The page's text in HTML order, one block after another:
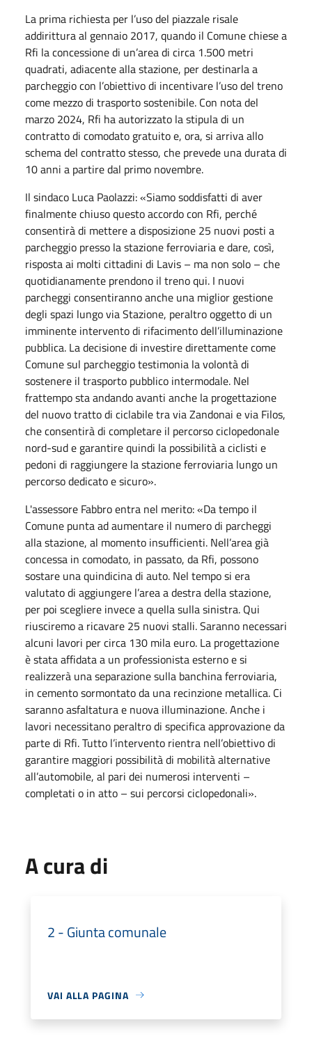
La prima richiesta per l’uso del piazzale risale
addirittura al gennaio 2017, quando il Comune chiese a
Rfi la concessione di un’area di circa 1.500 metri
quadrati, adiacente alla stazione, per destinarla a
parcheggio con l’obiettivo di incentivare l’uso del treno
come mezzo di trasporto sostenibile. Con nota del
marzo 2024, Rfi ha autorizzato la stipula di un
contratto di comodato gratuito e, ora, si arriva allo
schema del contratto stesso, che prevede una durata di
10 anni a partire dal primo novembre.
Il sindaco Luca Paolazzi: «Siamo soddisfatti di aver
finalmente chiuso questo accordo con Rfi, perché
consentirà di mettere a disposizione 25 nuovi posti a
parcheggio presso la stazione ferroviaria e dare, così,
risposta ai molti cittadini di Lavis – ma non solo – che
quotidianamente prendono il treno qui. I nuovi
parcheggi consentiranno anche una miglior gestione
degli spazi lungo via Stazione, peraltro oggetto di un
imminente intervento di rifacimento dell’illuminazione
pubblica. La decisione di investire direttamente come
Comune sul parcheggio testimonia la volontà di
sostenere il trasporto pubblico intermodale. Nel
frattempo sta andando avanti anche la progettazione
del nuovo tratto di ciclabile tra via Zandonai e via Filos,
che consentirà di completare il percorso ciclopedonale
nord-sud e garantire quindi la possibilità a ciclisti e
pedoni di raggiungere la stazione ferroviaria lungo un
percorso dedicato e sicuro».
L'assessore Fabbro entra nel merito: «Da tempo il
Comune punta ad aumentare il numero di parcheggi
alla stazione, al momento insufficienti. Nell’area già
concessa in comodato, in passato, da Rfi, possono
sostare una quindicina di auto. Nel tempo si era
valutato di aggiungere l’area a destra della stazione,
per poi scegliere invece a quella sulla sinistra. Qui
riusciremo a ricavare 25 nuovi stalli. Saranno necessari
alcuni lavori per circa 130 mila euro. La progettazione
è stata affidata a un professionista esterno e si
realizzerà una separazione sulla banchina ferroviaria,
in cemento sormontato da una recinzione metallica. Ci
saranno asfaltatura e nuova illuminazione. Anche i
lavori necessitano peraltro di specifica approvazione da
parte di Rfi. Tutto l’intervento rientra nell’obiettivo di
garantire maggiori possibilità di mobilità alternative
all’automobile, al pari dei numerosi interventi –
completati o in atto – sui percorsi ciclopedonali».
A cura di
2 - Giunta comunale
VAI ALLA PAGINA